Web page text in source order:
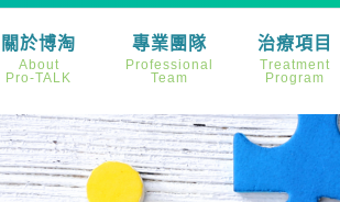
關於博淘
About
Pro-TALK
專業團隊
Professional
Team
治療項目
Treatment
Program